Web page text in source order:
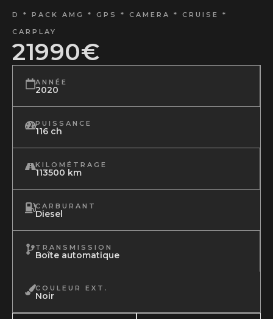
D * PACK AMG * GPS * CAMERA * CRUISE *
CARPLAY
21990€
ANNÉE
2020
PUISSANCE
116 ch
KILOMÉTRAGE
113500 km
CARBURANT
Diesel
TRANSMISSION
Boîte automatique
COULEUR EXT.
Noir